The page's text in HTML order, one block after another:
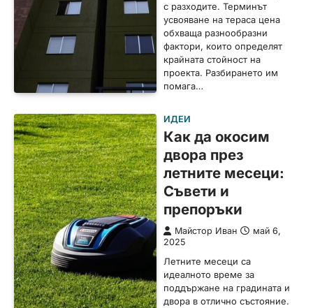
с разходите. Терминът
усвояване на тераса цена
обхваща разнообразни
фактори, които определят
крайната стойност на
проекта. Разбирането им
помага…
ИДЕИ
Как да окосим
двора през
летните месеци:
Съвети и
препоръки
Майстор Иван
май 6,
2025
Летните месеци са
идеалното време за
поддържане на градината и
двора в отлично състояние.